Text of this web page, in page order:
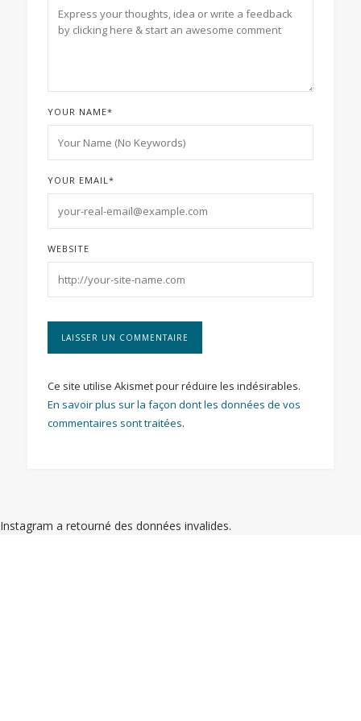
YOUR NAME*
YOUR EMAIL*
WEBSITE
Ce site utilise Akismet pour réduire les indésirables.
En savoir plus sur la façon dont les données de vos
commentaires sont traitées.
Instagram a retourné des données invalides.